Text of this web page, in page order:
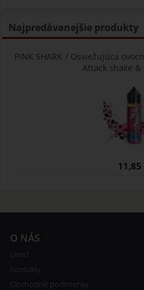
Najpredávanejšie produkty
PINK SHARK / Osviežujúca
Attack shake &
11,85
O NÁS
Úvod
Kontakty
Obchodné podmienky